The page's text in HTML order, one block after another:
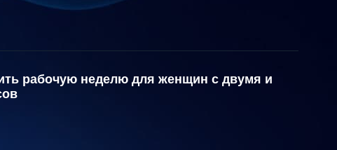
рабочую неделю для женщин с двумя и